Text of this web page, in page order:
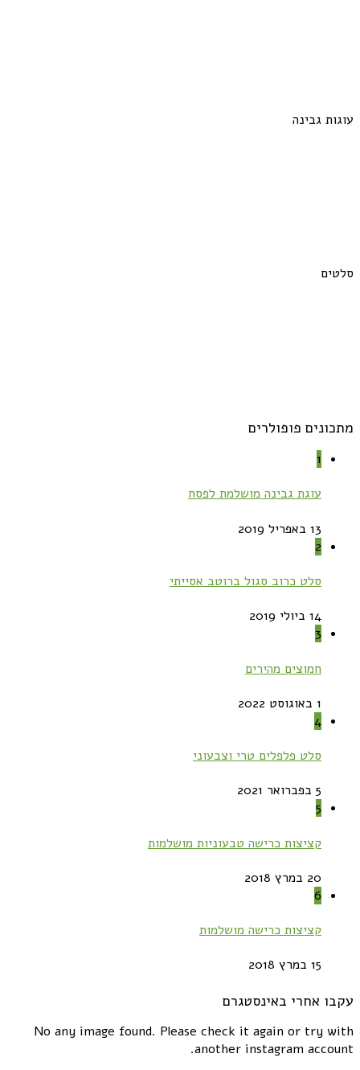
עוגות גבינה
סלטים
מתכונים פופולרים
1
עוגת גבינה מושלמת לפסח
13 באפריל 2019
2
סלט כרוב סגול ברוטב אסייתי
14 ביולי 2019
3
חמוצים מהירים
1 באוגוסט 2022
4
סלט פלפלים טרי וצבעוני
5 בפברואר 2021
5
קציצות כרישה טבעוניות מושלמות
20 במרץ 2018
6
קציצות כרישה מושלמות
15 במרץ 2018
עקבו אחרי באינסטגרם
No any image found. Please check it again or try with
another instagram account.